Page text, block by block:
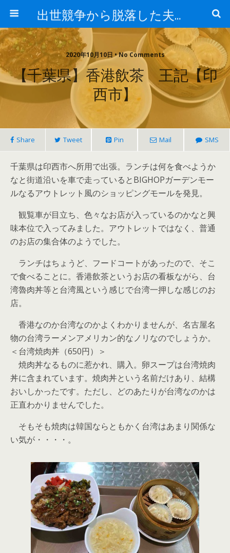
出世競争から脱落した夫と妻の日常
2020年10月10日 • No Comments
【千葉県】香港飲茶 王記【印
西市】
Share Tweet Pin Mail SMS
千葉県は印西市へ所用で出張。ランチは何を食べようか
なと街道沿いを車で走っているとBIGHOPガーデンモー
ルなるアウトレット風のショッピングモールを発見。
観覧車が目立ち、色々なお店が入っているのかなと興
味本位で入ってみました。アウトレットではなく、普通
のお店の集合体のようでした。
ランチはちょうど、フードコートがあったので、そこ
で食べることに。香港飲茶というお店の看板ながら、台
湾魯肉丼等と台湾風という感じで台湾一押しな感じのお
店。
香港なのか台湾なのかよくわかりませんが、名古屋名
物の台湾ラーメンアメリカン的なノリなのでしょうか。
＜台湾焼肉丼（650円）＞
焼肉丼なるものに惹かれ、購入。卵スープは台湾焼肉
丼に含まれています。焼肉丼という名前だけあり、結構
おいしかったです。ただし、どのあたりが台湾なのかは
正直わかりませんでした。
そもそも焼肉は韓国ならともかく台湾はあまり関係な
い気が・・・・。